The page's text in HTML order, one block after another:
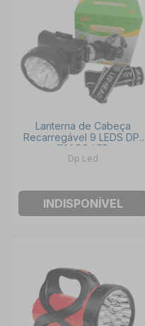
Lanterna de Cabeça
Recarregável 9 LEDS DP-
781 DP LED
Dp Led
INDISPONÍVEL